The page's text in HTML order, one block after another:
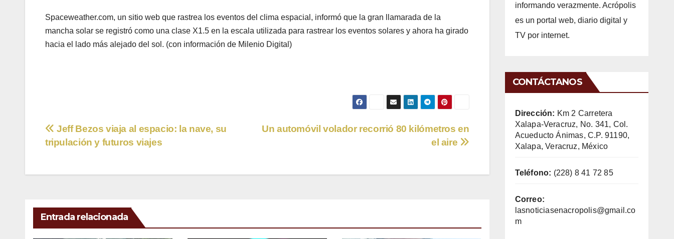
Spaceweather.com, un sitio web que rastrea los eventos del clima espacial, informó que la gran llamarada de la
mancha solar se registró como una clase X1.5 en la escala utilizada para rastrear los eventos solares y ahora ha girado
hacia el lado más alejado del sol. (con información de Milenio Digital)
Navegación
de
entradas
Un automóvil volador recorrió 80 kilómetros en
el aire
Jeff Bezos viaja al espacio: la nave, su
tripulación y futuros viajes
Entrada relacionada
informando verazmente. Acrópolis
es un portal web, diario digital y
TV por internet.
CONTÁCTANOS
Dirección: Km 2 Carretera
Xalapa-Veracruz, No. 341, Col.
Acueducto Ánimas, C.P. 91190,
Xalapa, Veracruz, México
Teléfono: (228) 8 41 72 85
Correo:
lasnoticiasenacropolis@gmail.co
m